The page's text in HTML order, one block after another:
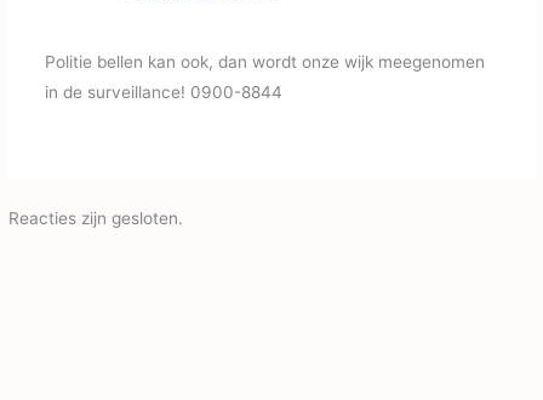
Politie bellen kan ook, dan wordt onze wijk meegenomen
in de surveillance! 0900-8844
Reacties zijn gesloten.